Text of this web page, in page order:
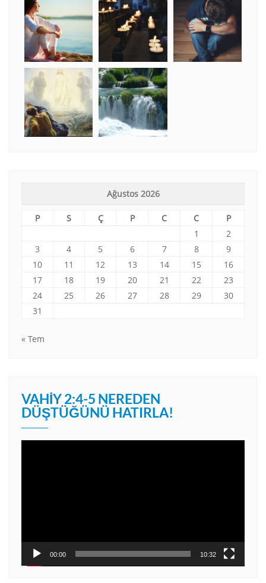
Ağustos 2026
P S Ç P C C
P
1
2
3
4 5 6 7 8
9
10
11 12 13 14 15
16
17
18 19 20 21 22
23
24
25 26 27 28 29
30
31
« Tem
VAHIY 2:4-5 NEREDEN
DÜŞTÜĞÜNÜ HATIRLA!
00:00 10:32